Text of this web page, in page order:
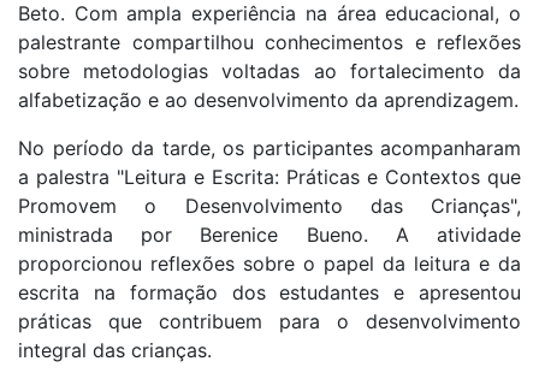
Beto. Com ampla experiência na área educacional, o
palestrante compartilhou conhecimentos e reflexões
sobre metodologias voltadas ao fortalecimento da
alfabetização e ao desenvolvimento da aprendizagem.
No período da tarde, os participantes acompanharam
a palestra "Leitura e Escrita: Práticas e Contextos que
Promovem o Desenvolvimento das Crianças",
ministrada por Berenice Bueno. A atividade
proporcionou reflexões sobre o papel da leitura e da
escrita na formação dos estudantes e apresentou
práticas que contribuem para o desenvolvimento
integral das crianças.